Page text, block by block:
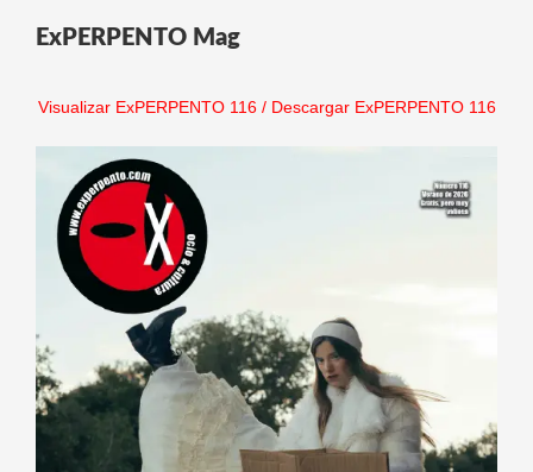
ExPERPENTO Mag
Visualizar ExPERPENTO 116/ Descargar ExPERPENTO 116